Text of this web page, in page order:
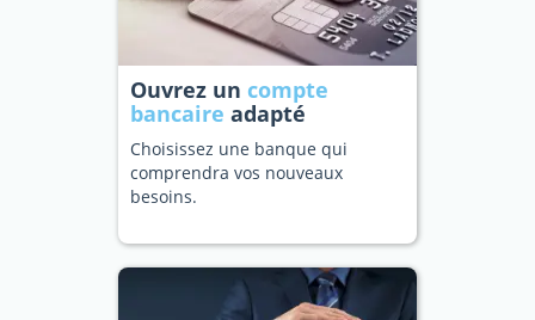
Ouvrez un compte
bancaire adapté
Choisissez une banque qui
comprendra vos nouveaux
besoins.